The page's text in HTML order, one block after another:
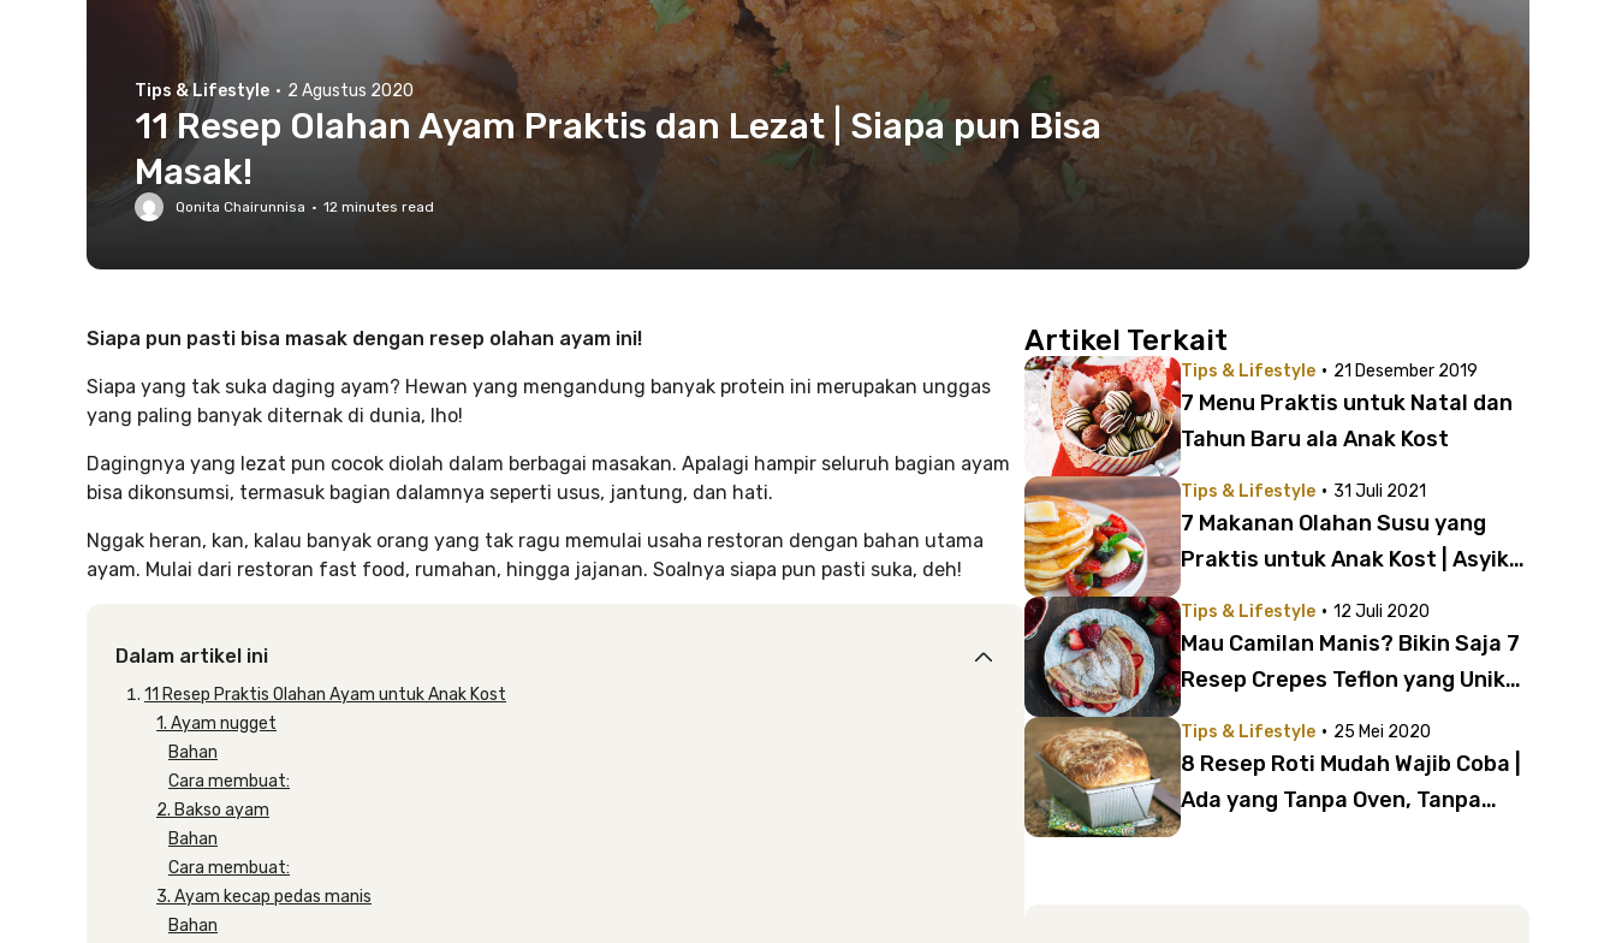
Tips & Lifestyle · 2 Agustus 2020
11 Resep Olahan Ayam Praktis dan Lezat | Siapa pun Bisa
Masak!
Qonita Chairunnisa · 12 minutes read
Siapa pun pasti bisa masak dengan resep olahan ayam ini!
Siapa yang tak suka daging ayam? Hewan yang mengandung banyak protein ini merupakan unggas
yang paling banyak diternak di dunia, lho!
Dagingnya yang lezat pun cocok diolah dalam berbagai masakan. Apalagi hampir seluruh bagian ayam
bisa dikonsumsi, termasuk bagian dalamnya seperti usus, jantung, dan hati.
Nggak heran, kan, kalau banyak orang yang tak ragu memulai usaha restoran dengan bahan utama
ayam. Mulai dari restoran fast food, rumahan, hingga jajanan. Soalnya siapa pun pasti suka, deh!
Dalam artikel ini
11 Resep Praktis Olahan Ayam untuk Anak Kost
1. Ayam nugget
Bahan
Cara membuat:
2. Bakso ayam
Bahan
Cara membuat:
3. Ayam kecap pedas manis
Bahan
Artikel Terkait
Tips & Lifestyle · 21 Desember 2019
7 Menu Praktis untuk Natal dan
Tahun Baru ala Anak Kost
Tips & Lifestyle · 31 Juli 2021
7 Makanan Olahan Susu yang
Praktis untuk Anak Kost | Asyik
Tips & Lifestyle · 12 Juli 2020
Mau Camilan Manis? Bikin Saja 7
Resep Crepes Teflon yang Unik
Tips & Lifestyle · 25 Mei 2020
8 Resep Roti Mudah Wajib Coba |
Ada yang Tanpa Oven, Tanpa